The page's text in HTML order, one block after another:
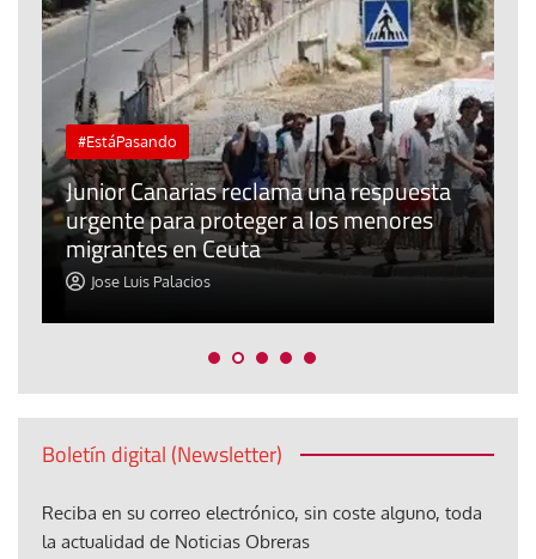
#EstáPasando
Junior Canarias reclama una respuesta
urgente para proteger a los menores
migrantes en Ceuta
Jose Luis Palacios
Boletín digital (Newsletter)
Reciba en su correo electrónico, sin coste alguno, toda
la actualidad de Noticias Obreras